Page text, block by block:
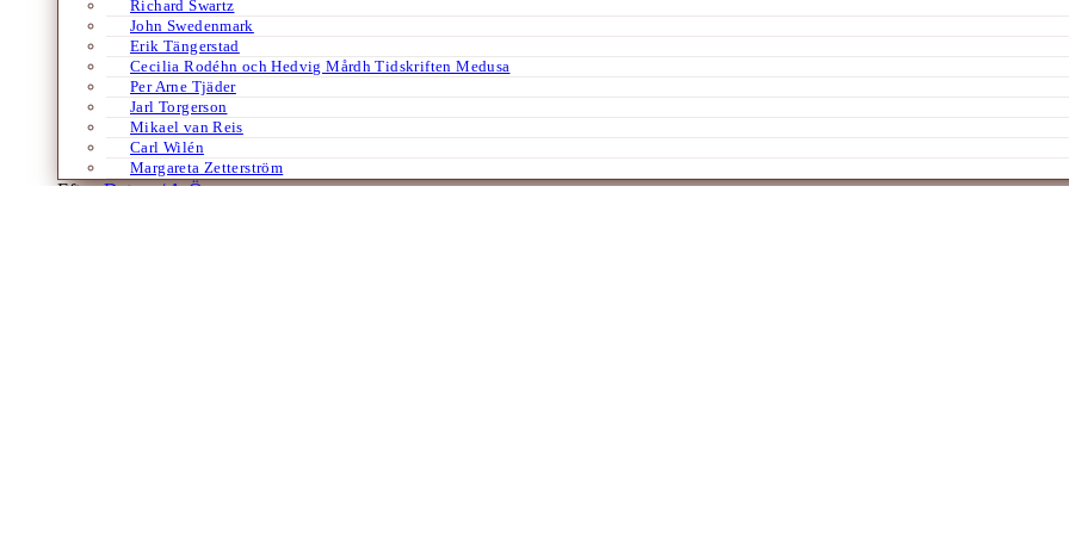
Richard Swartz
John Swedenmark
Erik Tängerstad
Cecilia Rodéhn och Hedvig Mårdh Tidskriften Medusa
Per Arne Tjäder
Jarl Torgerson
Mikael van Reis
Carl Wilén
Margareta Zetterström
Efter:Datum /A-Ö